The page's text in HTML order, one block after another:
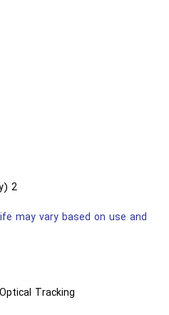
2 AA batteries (Alkaline Battery)
may vary based on use and
Tracking